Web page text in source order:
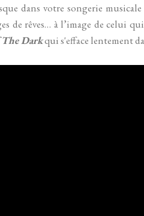
dans votre songerie
de rêves… à l’image de celui
Darkqui s'efface lentement